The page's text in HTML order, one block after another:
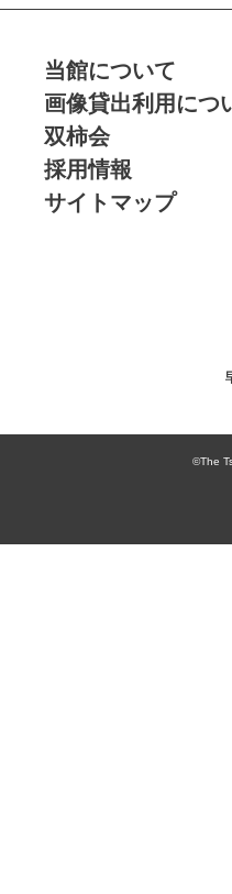
当館について
画像貸出利用につ
双柿会
採用情報
サイトマップ
©The